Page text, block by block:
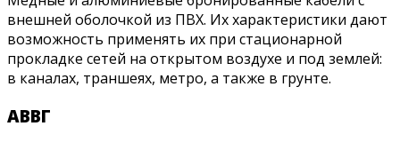
внешней оболочкой из ПВХ. Их характеристики дают
возможность применять их при стационарной
прокладке сетей на открытом воздухе и под землей:
в каналах, траншеях, метро, а также в грунте.
АВВГ